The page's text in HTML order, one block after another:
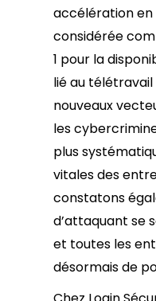
accélération en
considérée
1 pour la
lié au
nouveaux
les
plus
vitales des
constatons
d’attaquant se
et toutes les
désormais de